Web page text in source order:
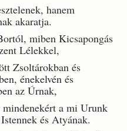
hanem
akaratja.
miben Kicsapongás
Lélekkel,
Zsoltárokban és
énekelvén és
az Úrnak,
a mi Urunk
és Atyának.